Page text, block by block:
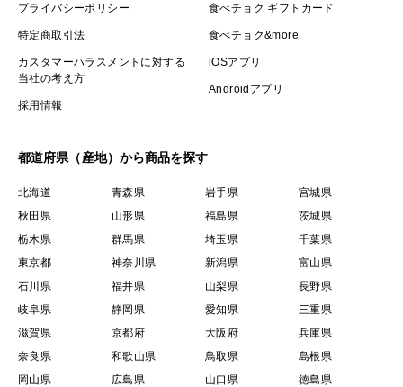
プライバシーポリシー
特定商取引法
カスタマーハラスメントに対する
当社の考え方
採用情報
食べチョク ギフトカード
食べチョク&more
iOSアプリ
Androidアプリ
都道府県（産地）から商品を探す
北海道 青森県 岩手県
宮城県
秋田県
山形県 福島県
茨城県
栃木県
群馬県 埼玉県
千葉県
東京都
神奈川県 新潟県
富山県
石川県
福井県 山梨県
長野県
岐阜県
静岡県 愛知県
三重県
滋賀県
京都府 大阪府
兵庫県
奈良県
和歌山県 鳥取県
島根県
岡山県
広島県 山口県 徳島県